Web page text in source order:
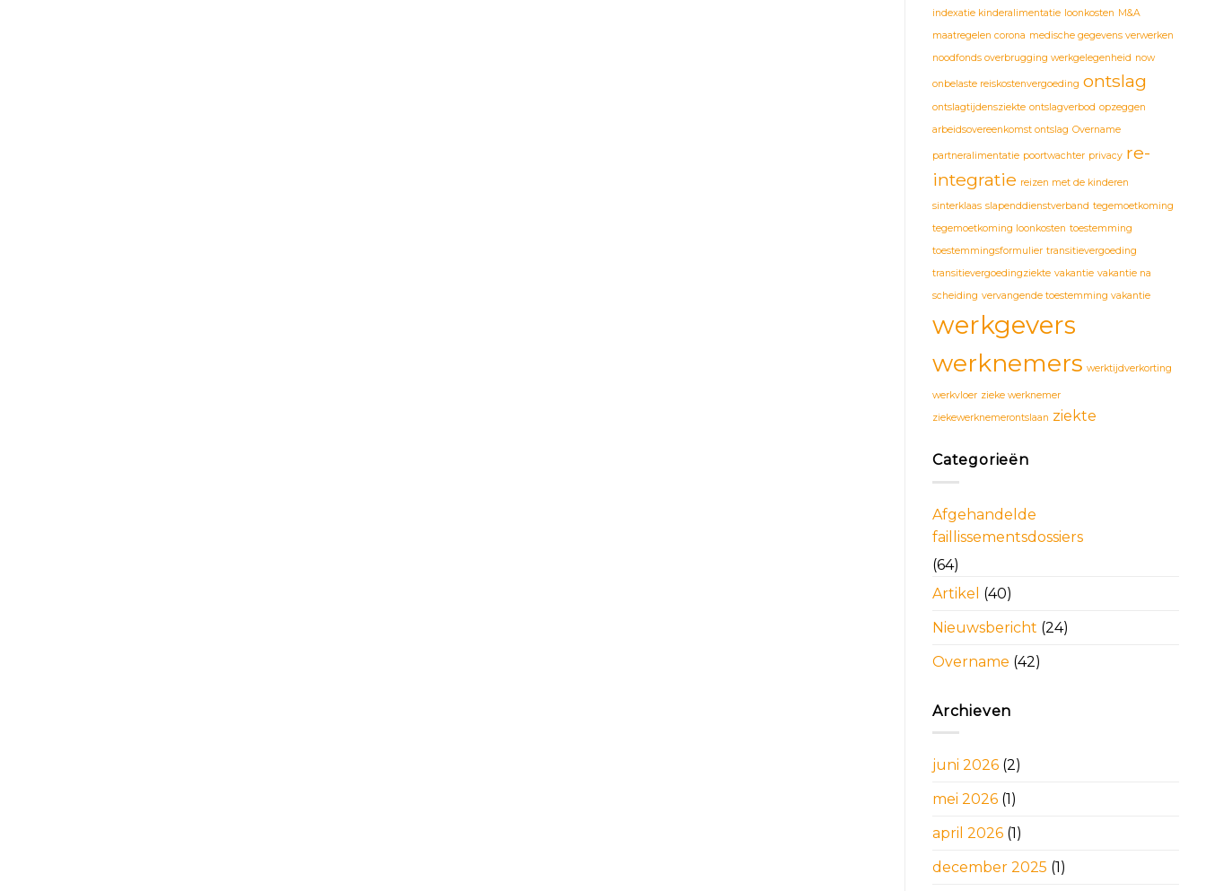
indexatie kinderalimentatie loonkosten M&A
maatregelen corona medische gegevens verwerken
noodfonds overbrugging werkgelegenheid now
onbelaste reiskostenvergoeding ontslag
ontslagtijdensziekte ontslagverbod opzeggen
arbeidsovereenkomst ontslag Overname
partneralimentatie poortwachter privacy re-
integratie reizen met de kinderen
sinterklaas slapenddienstverband tegemoetkoming
tegemoetkoming loonkosten toestemming
toestemmingsformulier transitievergoeding
transitievergoedingziekte vakantie vakantie na
scheiding vervangende toestemming vakantie
werkgevers
werknemers werktijdverkorting
werkvloer zieke werknemer
ziekewerknemerontslaan ziekte
Categorieën
Afgehandelde
faillissementsdossiers
(64)
Artikel (40)
Nieuwsbericht (24)
Overname (42)
Archieven
juni 2026 (2)
mei 2026 (1)
april 2026 (1)
december 2025 (1)